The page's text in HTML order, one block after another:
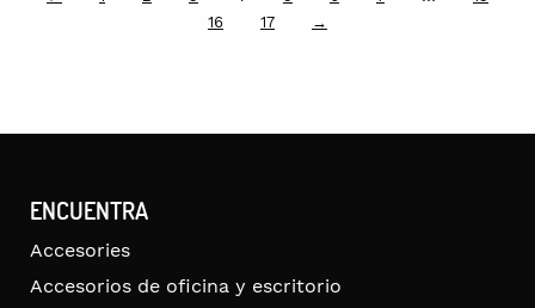
16
17 →
ENCUENTRA
Accesories
Accesorios de oficina y escritorio